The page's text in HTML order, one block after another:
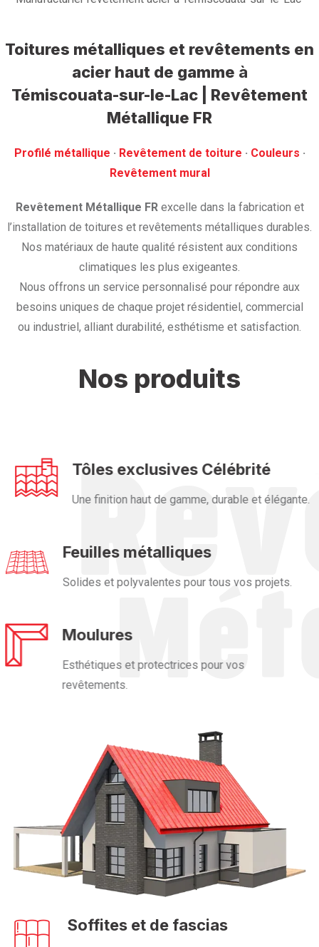
Toitures métalliques et revêtements en
acier haut de gamme à
Témiscouata-sur-le-Lac | Revêtement
Métallique FR
Profilé métallique · ‎ Revêtement de toiture · ‎ Couleurs ·
‎Revêtement mural
Revêtement Métallique FRexcelle dans la fabrication et
l’installation de toitures et revêtements métalliques durables.
Nos matériaux de haute qualité résistent aux conditions
climatiques les plus exigeantes.
Nous offrons un service personnalisé pour répondre aux
besoins uniques de chaque projet résidentiel, commercial
ou industriel, alliant durabilité, esthétisme et satisfaction.
Nos produits
Tôles exclusives Célébrité
Une finition haut de gamme, durable et élégante.
Feuilles métalliques
Solides et polyvalentes pour tous vos projets.
Moulures
Esthétiques et protectrices pour vos
revêtements.
Soffites et de fascias